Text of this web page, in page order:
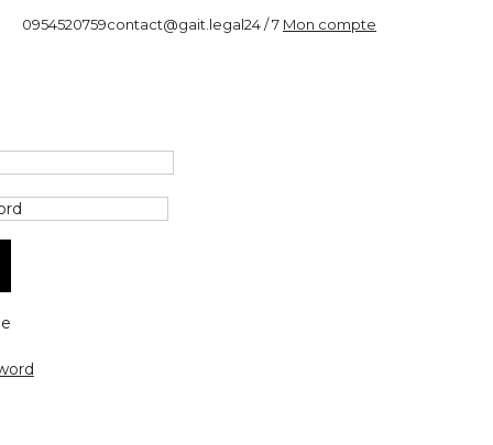
0954520759contact@gait.legal24 / 7 Mon compte